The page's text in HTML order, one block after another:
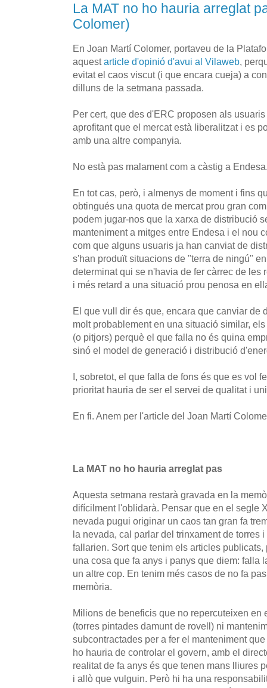
La MAT no ho hauria arreglat
Colomer)
En Joan Martí Colomer, portaveu de la
aquestarticle d'opinió d'avui al Vilaweb,
evitat el caos viscut (i que encara cueja) a
dilluns de la setmana passada.
Per cert, que des d'ERC proposen als
aprofitant que el mercat està liberalitzat i es
amb una altre companyia.
No està pas malament com a càstig a
En tot cas, però, i almenys de moment i fins
obtingués una quota de mercat prou gran
podem jugar-nos que la xarxa de distribució
manteniment a mitges entre Endesa i el nou
com que alguns usuaris ja han canviat de
s'han produït situacions de "terra de ningú"
determinat qui se n'havia de fer càrrec de les
i més retard a una situació prou penosa en
El que vull dir és que, encara que canviar de
molt probablement en una situació similar,
(o pitjors) perquè el que falla no és quina
sinó el model de generació i distribució
I, sobretot, el que falla de fons és que es vol
prioritat hauria de ser el servei de qualitat i
En fi. Anem per l'article del Joan Martí
La MAT no ho hauria arreglat pas
Aquesta setmana restarà gravada en la
difícilment l'oblidarà. Pensar que en el segle
nevada pugui originar un caos tan gran fa
la nevada, cal parlar del trinxament de torres
fallarien. Sort que tenim els articles publicats,
una cosa que fa anys i panys que diem: falla
un altre cop. En tenim més casos de no fa
memòria.
Milions de beneficis que no repercuteixen en
(torres pintades damunt de rovell) ni
subcontractades per a fer el manteniment
ho hauria de controlar el govern, amb el
realitat de fa anys és que tenen mans lliures
i allò que vulguin. Però hi ha una